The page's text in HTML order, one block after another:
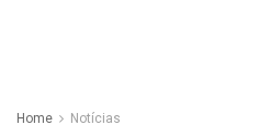
Home Notícias